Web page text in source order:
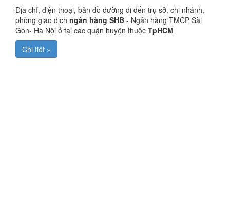
Địa chỉ, điện thoại, bản đồ đường đi đến trụ sở, chi nhánh,
phòng giao dịch ngân hàng SHB - Ngân hàng TMCP Sài
Gòn- Hà Nội ở tại các quận huyện thuộc TpHCM
Chi tiết »